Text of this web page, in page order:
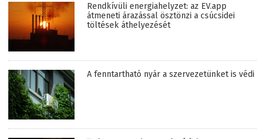
Rendkívüli energiahelyzet: az EV.app
átmeneti árazással ösztönzi a csúcsidei
töltések áthelyezését
A fenntartható nyár a szervezetünket is védi